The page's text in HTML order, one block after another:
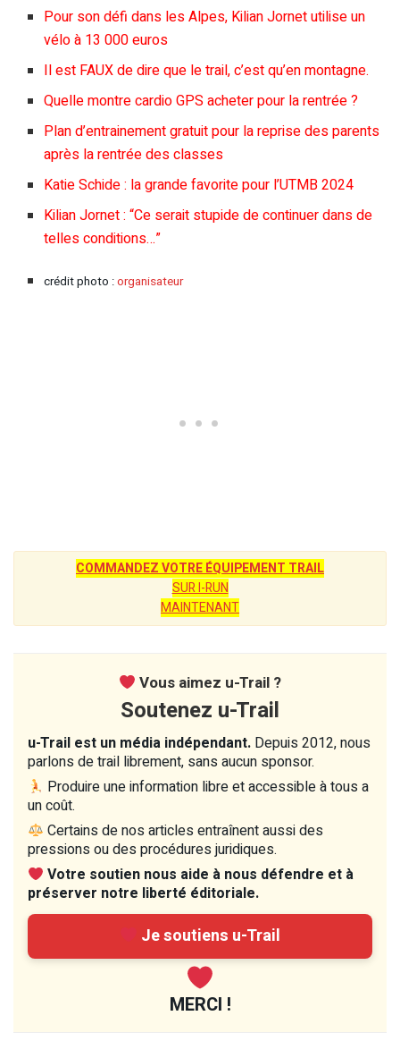
Pour son défi dans les Alpes, Kilian Jornet utilise un
vélo à 13 000 euros
Il est FAUX de dire que le trail, c’est qu’en montagne.
Quelle montre cardio GPS acheter pour la rentrée ?
Plan d’entrainement gratuit pour la reprise des parents
après la rentrée des classes
Katie Schide : la grande favorite pour l’UTMB 2024
Kilian Jornet : “Ce serait stupide de continuer dans de
telles conditions…”
crédit photo :organisateur
COMMANDEZ VOTRE ÉQUIPEMENT TRAIL
SUR I-RUN
MAINTENANT
Vous aimez u-Trail ?
Soutenez u-Trail
u-Trail est un média indépendant. Depuis 2012, nous
parlons de trail librement, sans aucun sponsor.
Produire une information libre et accessible à tous a
un coût.
Certains de nos articles entraînent aussi des
pressions ou des procédures juridiques.
Votre soutien nous aide à nous défendre et à
préserver notre liberté éditoriale.
Je soutiens u-Trail
MERCI !